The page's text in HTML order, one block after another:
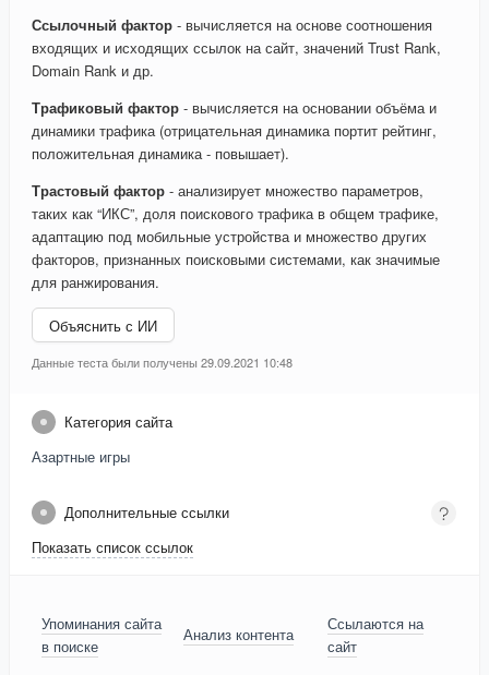
Ссылочный фактор - вычисляется на основе соотношения
входящих и исходящих ссылок на сайт, значений Trust Rank,
Domain Rank и др.
Трафиковый фактор - вычисляется на основании объёма и
динамики трафика (отрицательная динамика портит рейтинг,
положительная динамика - повышает).
Трастовый фактор - анализирует множество параметров,
таких как “ИКС”, доля поискового трафика в общем трафике,
адаптацию под мобильные устройства и множество других
факторов, признанных поисковыми системами, как значимые
для ранжирования.
Объяснить с ИИ
Данные теста были получены 29.09.2021 10:48
Категория сайта
Азартные игры
Дополнительные ссылки
Показать список ссылок
Упоминания сайта
в поиске
Анализ контента
Ссылаются на
сайт